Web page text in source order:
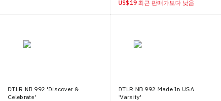
US$ 19 최근 판매가보다 낮음
DTLR NB 992 'Discover &
Celebrate'
DTLR NB 992 Made In USA
'Varsity'